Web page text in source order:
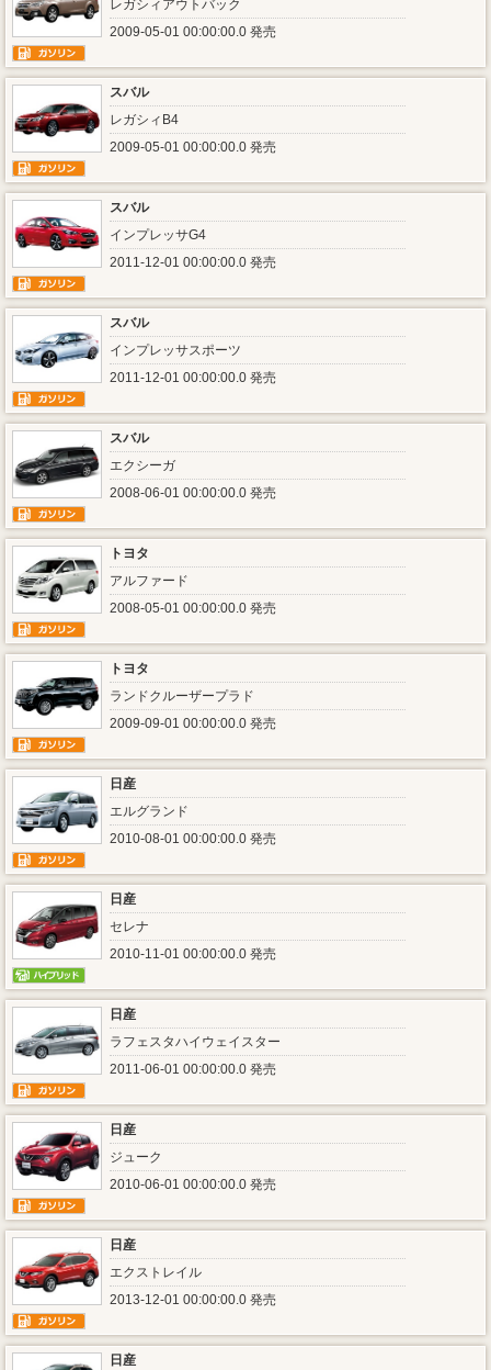
レガシィアウトバック
2009-05-01 00:00:00.0 発売
スバル
レガシィB4
2009-05-01 00:00:00.0 発売
スバル
インプレッサG4
2011-12-01 00:00:00.0 発売
スバル
インプレッサスポーツ
2011-12-01 00:00:00.0 発売
スバル
エクシーガ
2008-06-01 00:00:00.0 発売
トヨタ
アルファード
2008-05-01 00:00:00.0 発売
トヨタ
ランドクルーザープラド
2009-09-01 00:00:00.0 発売
日産
エルグランド
2010-08-01 00:00:00.0 発売
日産
セレナ
2010-11-01 00:00:00.0 発売
日産
ラフェスタハイウェイスター
2011-06-01 00:00:00.0 発売
日産
ジューク
2010-06-01 00:00:00.0 発売
日産
エクストレイル
2013-12-01 00:00:00.0 発売
日産